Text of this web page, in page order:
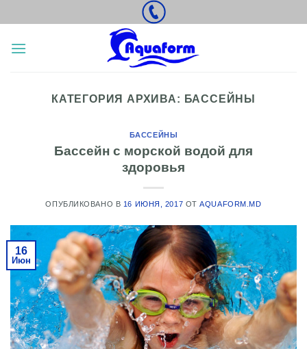
to
content
КАТЕГОРИЯ АРХИВА: БАССЕЙНЫ
БАССЕЙНЫ
Бассейн с морской водой для
здоровья
ОПУБЛИКОВАНО В 16 ИЮНЯ, 2017 ОТAQUAFORM.MD
16
Июн